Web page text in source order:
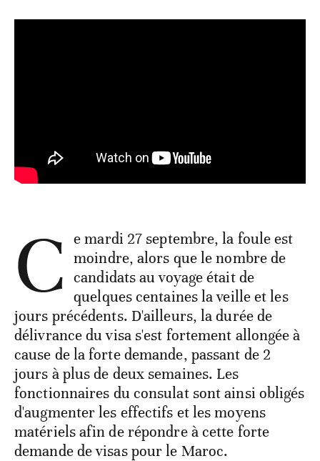
C e mardi 27 septembre, la foule est
moindre, alors que le nombre de
candidats au voyage était de
quelques centaines la veille et les
jours précédents. D'ailleurs, la durée de
délivrance du visa s'est fortement allongée à
cause de la forte demande, passant de 2
jours à plus de deux semaines. Les
fonctionnaires du consulat sont ainsi obligés
d'augmenter les effectifs et les moyens
matériels afin de répondre à cette forte
demande de visas pour le Maroc.